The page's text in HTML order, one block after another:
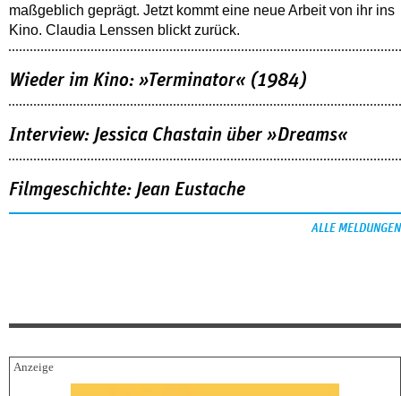
maßgeblich geprägt. Jetzt kommt eine neue Arbeit von ihr ins
Kino. Claudia Lenssen blickt zurück.
Wieder im Kino: »Terminator« (1984)
Interview: Jessica Chastain über »Dreams«
Filmgeschichte: Jean Eustache
ALLE MELDUNGEN